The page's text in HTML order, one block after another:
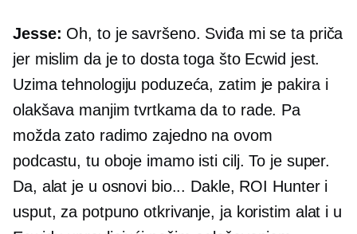
Jesse: Oh, to je savršeno. Sviđa mi se ta priča
jer mislim da je to dosta toga što Ecwid jest.
Uzima tehnologiju poduzeća, zatim je pakira i
olakšava manjim tvrtkama da to rade. Pa
možda zato radimo zajedno na ovom
podcastu, tu oboje imamo isti cilj. To je super.
Da, alat je u osnovi bio... Dakle, ROI Hunter i
usput, za potpuno otkrivanje, ja koristim alat i u